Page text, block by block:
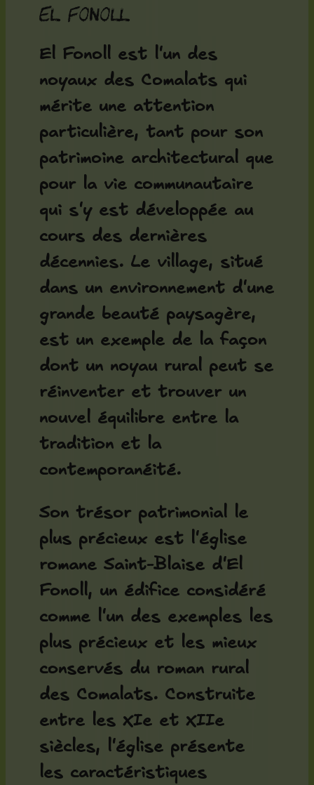
El Fonoll
El Fonoll est l'un des
noyaux des Comalats qui
mérite une attention
particulière, tant pour son
patrimoine architectural que
pour la vie communautaire
qui s'y est développée au
cours des dernières
décennies. Le village, situé
dans un environnement d'une
grande beauté paysagère,
est un exemple de la façon
dont un noyau rural peut se
réinventer et trouver un
nouvel équilibre entre la
tradition et la
contemporanéité.
Son trésor patrimonial le
plus précieux est l'église
romane Saint-Blaise d'El
Fonoll, un édifice considéré
comme l'un des exemples les
plus précieux et les mieux
conservés du roman rural
des Comalats. Construite
entre les XIe et XIIe
siècles, l'église présente
les caractéristiques